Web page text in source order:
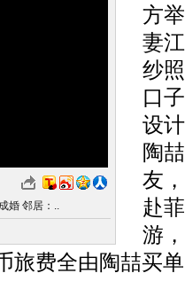
婚 邻居：..
方
妻
纱
口
设
陶
友
赴
游
旅费全由陶喆买